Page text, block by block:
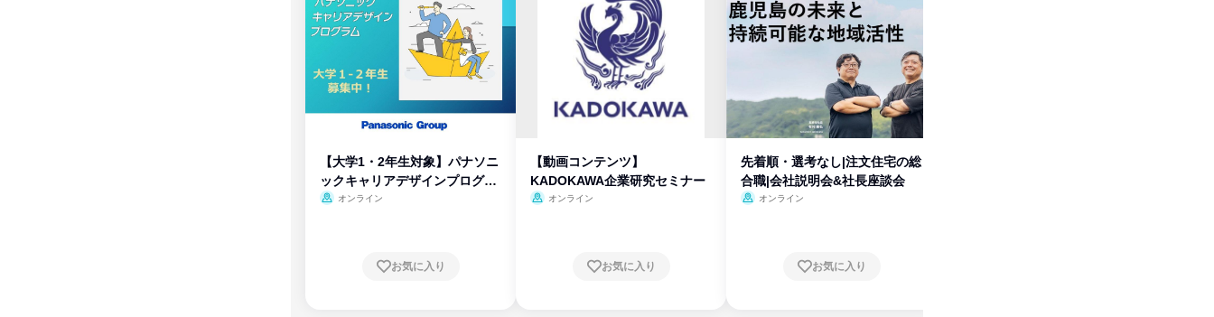
【大学1・2年生対象】パナソニ
ックキャリアデザインプログラ
ム
オンライン
お気に入り
【動画コンテンツ】
KADOKAWA企業研究セミナー
オンライン
お気に入り
先着順・選考なし|注文住宅の総
合職|会社説明会&社長座談会
オンライン
お気に入り